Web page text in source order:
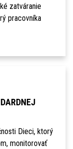
zatváranie
pracovníka
Dieci, ktorý
monitorovať